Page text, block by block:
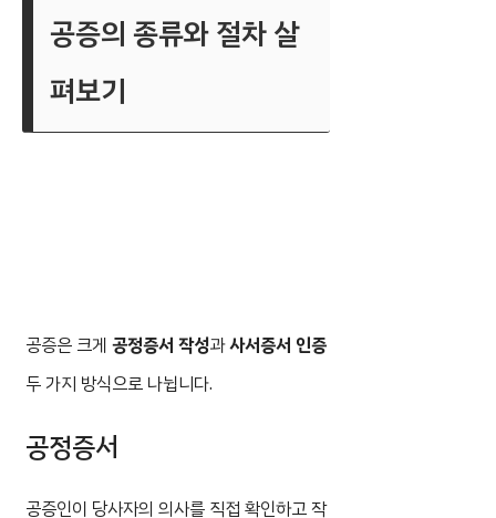
공증의 종류와 절차 살
펴보기
공증은 크게 공정증서 작성과사서증서 인증
두 가지 방식으로 나뉩니다.
공정증서
공증인이 당사자의 의사를 직접 확인하고 작